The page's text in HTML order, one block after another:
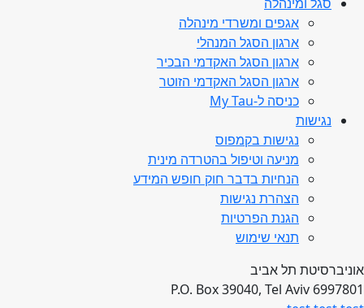
סגל ומינהלה
אגפים ומשרדי מינהלה
ארגון הסגל המנהלי
ארגון הסגל האקדמי הבכיר
ארגון הסגל האקדמי הזוטר
כניסה ל-My Tau
נגישות
נגישות בקמפוס
מניעה וטיפול בהטרדה מינית
הנחיות בדבר חוק חופש המידע
הצהרת נגישות
הגנת הפרטיות
תנאי שימוש
אוניברסיטת תל אביב
P.O. Box 39040, Tel Aviv 6997801